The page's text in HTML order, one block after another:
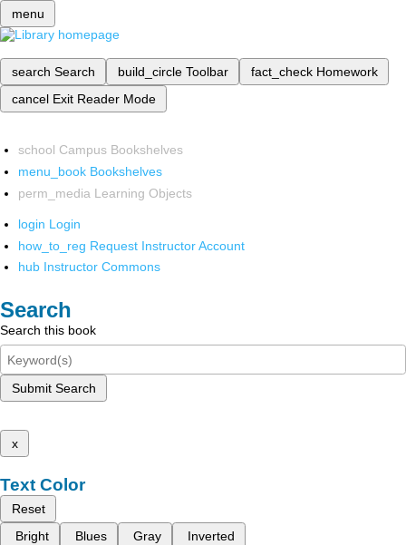
menu
search Search build_circle Toolbar fact_check Homework
cancel Exit Reader Mode
school Campus Bookshelves
menu_book Bookshelves
perm_media Learning Objects
login Login
how_to_reg Request Instructor Account
hub Instructor Commons
Search
Search this book
Submit Search
x
Text Color
Reset
Bright
Blues Gray Inverted